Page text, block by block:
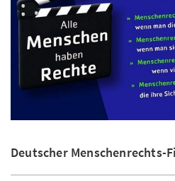
Deutscher Menschenrechts-